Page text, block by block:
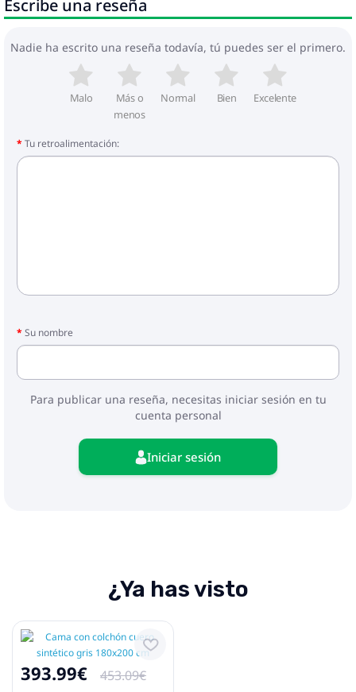
Escribe una reseña
Nadie ha escrito una reseña todavía, tú puedes ser el primero.
Malo
Más o
menos
Normal Bien Excelente
Tu retroalimentación:
Su nombre
Para publicar una reseña, necesitas iniciar sesión en tu
cuenta personal
Iniciar sesión
¿Ya has visto
393.99€
453.09€